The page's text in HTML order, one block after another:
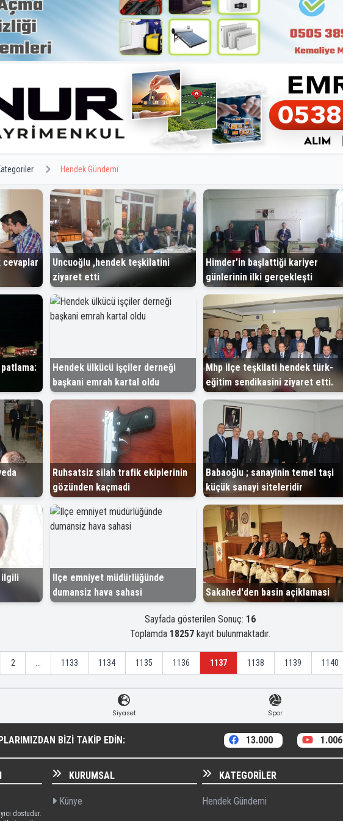
Hendek Gündemi
Uncuoğlu ,hendek teşkilatini
ziyaret etti
Himder’in başlattiği kariyer
günlerinin ilki gerçekleşti
Hendek ülkücü işçiler derneği
başkani emrah kartal oldu
Mhp ilçe teşkilati hendek türk-
eğitim sendikasini ziyaret etti.
Ruhsatsiz silah trafik ekiplerinin
gözünden kaçmadi
Babaoğlu ; sanayinin temel taşi
küçük sanayi siteleridir
ilgili
Ilçe emniyet müdürlüğünde
dumansiz hava sahasi
Sakahed'den basin açiklamasi
Sayfada gösterilen Sonuç: 16
Toplamda 18257kayıt bulunmaktadır.
2 1133 1134 1135 1136 1137 1138 1139 1140
Siyaset Spor
BIZI TAKIP EDIN: 13.000 1.006
dostudur.
KURUMSAL
Künye
KATEGORILER
Hendek Gündemi